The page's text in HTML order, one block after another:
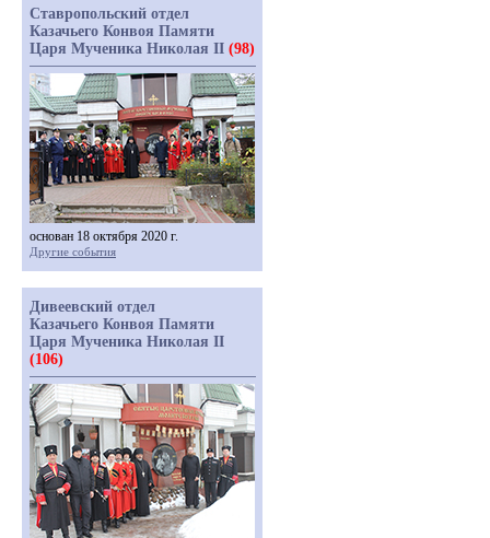
Ставропольский отдел
Казачьего Конвоя Памяти
Царя Мученика Николая II (98)
основан 18 октября 2020 г.
Другие события
Дивеевский отдел
Казачьего Конвоя Памяти
Царя Мученика Николая II
(106)